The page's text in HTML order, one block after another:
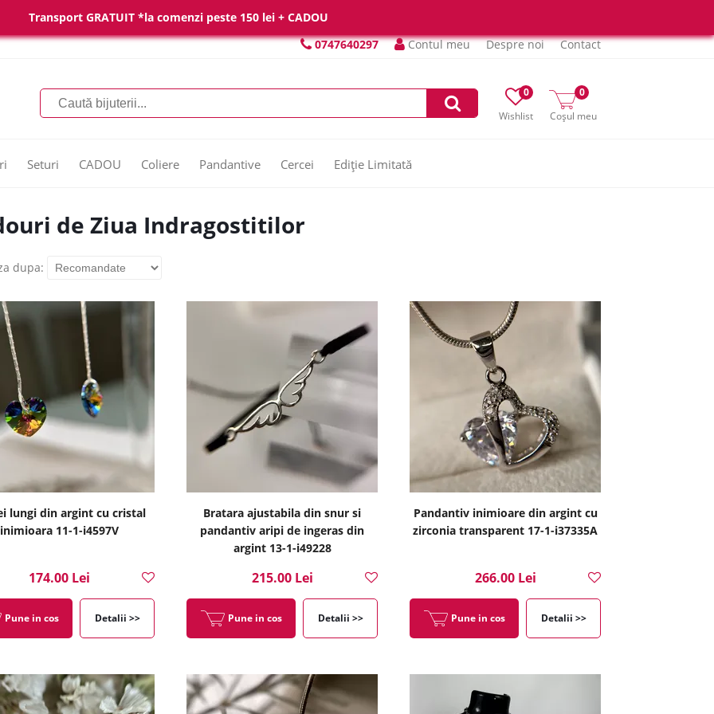
Transport GRATUIT *la comenzi peste 150 lei + CADOU
0747640297
Contul meu Despre noi Contact
Wishlist
0
Coșul meu
0
Seturi CADOU Coliere Pandantive Cercei Ediție Limitată
de Ziua Indragostitilor
dupa:
lungi din argint cu cristal
inimioara 11-1-i4597V
174.00 Lei
Pune in cos Detalii >>
Bratara ajustabila din snur si
pandantiv aripi de ingeras din
argint 13-1-i49228
215.00 Lei
Pune in cos Detalii >>
Pandantiv inimioare din argint cu
zirconia transparent 17-1-i37335A
266.00 Lei
Pune in cos Detalii >>